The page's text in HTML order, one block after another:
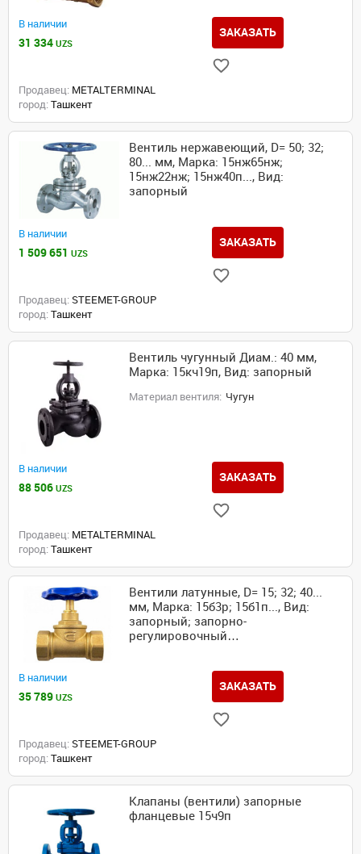
В наличии
31 334 UZS
ЗАКАЗАТЬ
Продавец: METALTERMINAL
город: Ташкент
Вентиль нержавеющий, D= 50; 32;
80... мм, Марка: 15нж65нж;
15нж22нж; 15нж40п..., Вид:
запорный
В наличии
1 509 651 UZS
ЗАКАЗАТЬ
Продавец: STEEMET-GROUP
город: Ташкент
Вентиль чугунный Диам.: 40 мм,
Марка: 15кч19п, Вид: запорный
Материал вентиля: Чугун
В наличии
88 506 UZS
ЗАКАЗАТЬ
Продавец: METALTERMINAL
город: Ташкент
Вентили латунные, D= 15; 32; 40...
мм, Марка: 15б3р; 15б1п..., Вид:
запорный; запорно-
регулировочный…
В наличии
35 789 UZS
ЗАКАЗАТЬ
Продавец: STEEMET-GROUP
город: Ташкент
Клапаны (вентили) запорные
фланцевые 15ч9п